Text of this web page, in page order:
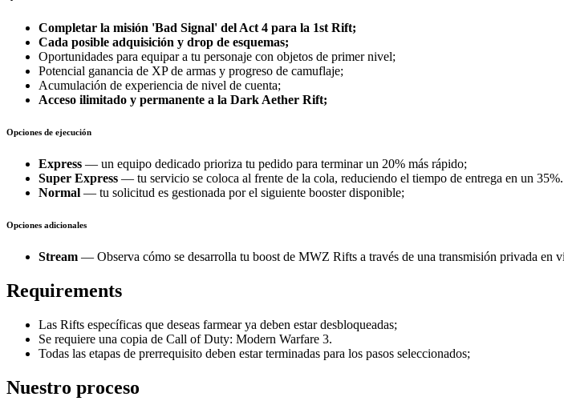
Completar la misión 'Bad Signal' del Act 4 para la 1st Rift;
Cada posible adquisición y drop de esquemas;
Oportunidades para equipar a tu personaje con objetos de primer nivel;
Potencial ganancia de XP de armas y progreso de camuflaje;
Acumulación de experiencia de nivel de cuenta;
Acceso ilimitado y permanente a la Dark Aether Rift;
Opciones de ejecución
Express — un equipo dedicado prioriza tu pedido para terminar un 20% más rápido;
Super Express — tu servicio se coloca al frente de la cola, reduciendo el tiempo de entrega en un 35%.
Normal — tu solicitud es gestionada por el siguiente booster disponible;
Opciones adicionales
Stream — Observa cómo se desarrolla tu boost de MWZ Rifts a través de una transmisión privada en
Requirements
Las Rifts específicas que deseas farmear ya deben estar desbloqueadas;
Se requiere una copia de Call of Duty: Modern Warfare 3.
Todas las etapas de prerrequisito deben estar terminadas para los pasos seleccionados;
Nuestro proceso